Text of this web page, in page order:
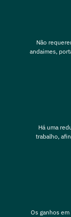
Não
andaimes,
Há uma
trabalho,
Os ganhos